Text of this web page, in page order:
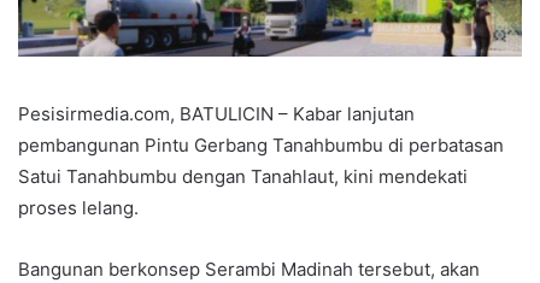
Pesisirmedia.com, BATULICIN – Kabar lanjutan
pembangunan Pintu Gerbang Tanahbumbu di perbatasan
Satui Tanahbumbu dengan Tanahlaut, kini mendekati
proses lelang.
Bangunan berkonsep Serambi Madinah tersebut, akan